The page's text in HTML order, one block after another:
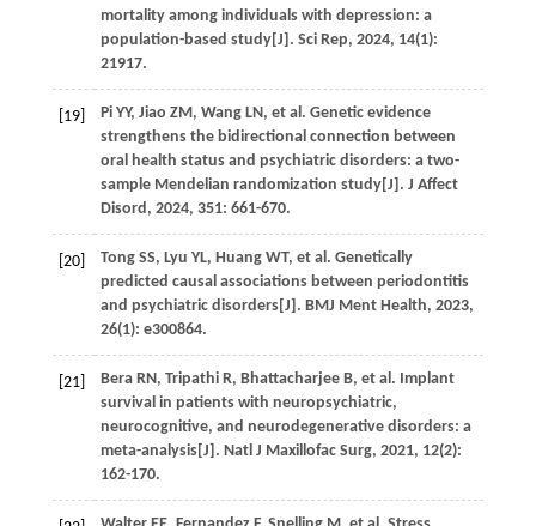
mortality among individuals with depression: a
population-based study[J]. Sci Rep, 2024, 14(1):
21917.
[19] Pi YY, Jiao ZM, Wang LN, et al. Genetic evidence
strengthens the bidirectional connection between
oral health status and psychiatric disorders: a two-
sample Mendelian randomization study[J]. J Affect
Disord, 2024, 351: 661-670.
[20] Tong SS, Lyu YL, Huang WT, et al. Genetically
predicted causal associations between periodontitis
and psychiatric disorders[J]. BMJ Ment Health, 2023,
26(1): e300864.
[21] Bera RN, Tripathi R, Bhattacharjee B, et al. Implant
survival in patients with neuropsychiatric,
neurocognitive, and neurodegenerative disorders: a
meta-analysis[J]. Natl J Maxillofac Surg, 2021, 12(2):
162-170.